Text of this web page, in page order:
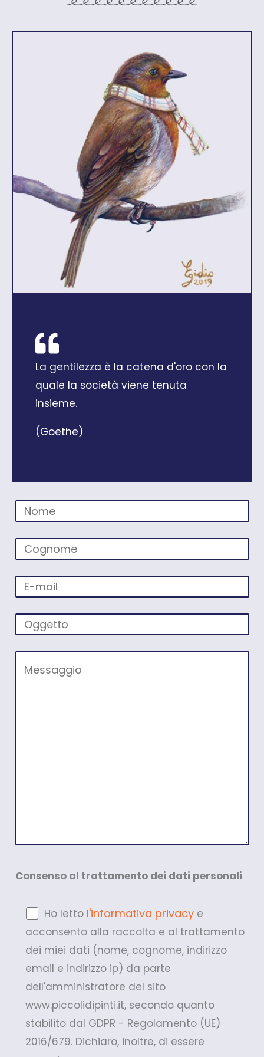
La gentilezza è la catena d'oro con la
quale la società viene tenuta
insieme.
(Goethe)
Compila il modulo per rendermi
partecipe della tua opinione sui miei
lavori, per rivolgermi domande
e avere maggiori informazioni.
Consenso al trattamento dei dati personali
Ho letto l'informativa privacy e
acconsento alla raccolta e al trattamento
dei miei dati (nome, cognome, indirizzo
email e indirizzo ip) da parte
dell'amministratore del sito
www.piccolidipinti.it, secondo quanto
stabilito dal GDPR - Regolamento (UE)
2016/679. Dichiaro, inoltre, di essere